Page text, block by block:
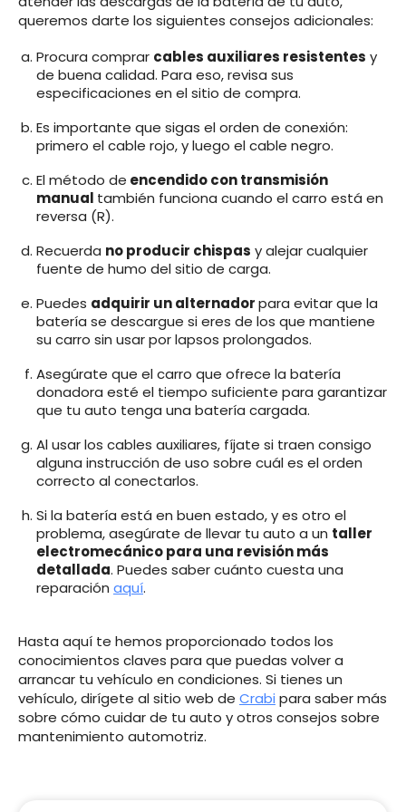
queremos darte los siguientes consejos adicionales:
Procura comprar cables auxiliares resistentes y
de buena calidad. Para eso, revisa sus
especificaciones en el sitio de compra.
Es importante que sigas el orden de conexión:
primero el cable rojo, y luego el cable negro.
El método de encendido con transmisión
manual también funciona cuando el carro está en
reversa (R).
Recuerda no producir chispas y alejar cualquier
fuente de humo del sitio de carga.
Puedes adquirir un alternadorpara evitar que la
batería se descargue si eres de los que mantiene
su carro sin usar por lapsos prolongados.
Asegúrate que el carro que ofrece la batería
donadora esté el tiempo suficiente para garantizar
que tu auto tenga una batería cargada.
Al usar los cables auxiliares, fíjate si traen consigo
alguna instrucción de uso sobre cuál es el orden
correcto al conectarlos.
Si la batería está en buen estado, y es otro el
problema, asegúrate de llevar tu auto a un taller
electromecánico para una revisión más
detallada. Puedes saber cuánto cuesta una
reparación aquí.
Hasta aquí te hemos proporcionado todos los
conocimientos claves para que puedas volver a
arrancar tu vehículo en condiciones. Si tienes un
vehículo, dirígete al sitio web de Crabi para saber más
sobre cómo cuidar de tu auto y otros consejos sobre
mantenimiento automotriz.